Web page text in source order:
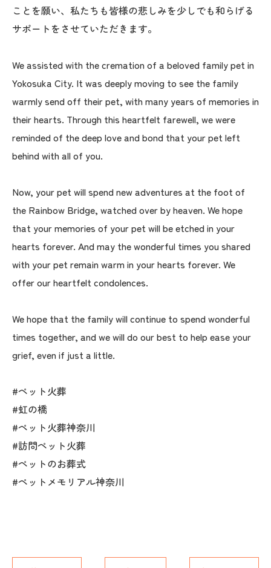
ことを願い、私たちも皆様の悲しみを少しでも和らげる
サポートをさせていただきます。
We assisted with the cremation of a beloved family pet in
Yokosuka City. It was deeply moving to see the family
warmly send off their pet, with many years of memories in
their hearts. Through this heartfelt farewell, we were
reminded of the deep love and bond that your pet left
behind with all of you.
Now, your pet will spend new adventures at the foot of
the Rainbow Bridge, watched over by heaven. We hope
that your memories of your pet will be etched in your
hearts forever. And may the wonderful times you shared
with your pet remain warm in your hearts forever. We
offer our heartfelt condolences.
We hope that the family will continue to spend wonderful
times together, and we will do our best to help ease your
grief, even if just a little.
#ペット火葬
#虹の橋
#ペット火葬神奈川
#訪問ペット火葬
#ペットのお葬式
#ペットメモリアル神奈川